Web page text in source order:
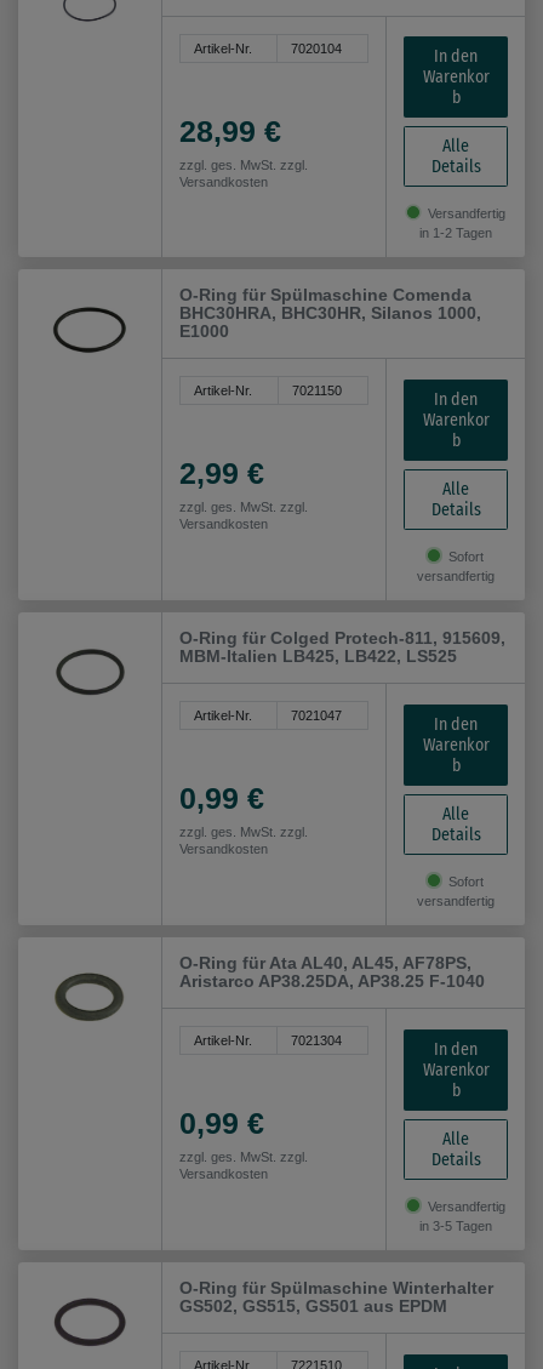
Artikel-Nr. 7020104
28,99 €
zzgl. ges. MwSt. zzgl.
Versandkosten
In den
Warenkor
b
Alle
Details
Versandfertig
in 1-2 Tagen
O-Ring für Spülmaschine Comenda
BHC30HRA, BHC30HR, Silanos 1000,
E1000
Artikel-Nr. 7021150
2,99 €
zzgl. ges. MwSt. zzgl.
Versandkosten
In den
Warenkor
b
Alle
Details
Sofort
versandfertig
O-Ring für Colged Protech-811, 915609,
MBM-Italien LB425, LB422, LS525
Artikel-Nr. 7021047
0,99 €
zzgl. ges. MwSt. zzgl.
Versandkosten
In den
Warenkor
b
Alle
Details
Sofort
versandfertig
O-Ring für Ata AL40, AL45, AF78PS,
Aristarco AP38.25DA, AP38.25 F-1040
Artikel-Nr. 7021304
0,99 €
zzgl. ges. MwSt. zzgl.
Versandkosten
In den
Warenkor
b
Alle
Details
Versandfertig
in 3-5 Tagen
O-Ring für Spülmaschine Winterhalter
GS502, GS515, GS501 aus EPDM
Artikel-Nr. 7221510